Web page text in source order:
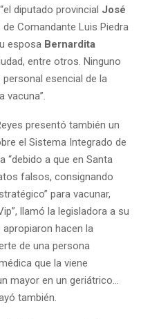
diputado provincial José
Comandante Luis Piedra
esposa Bernardita
entre otros. Ninguno
esencial de la
vacuna”.
presentó también un
el Sistema Integrado de
“debido a que en Santa
falsos, consignando
para vacunar,
llamó la legisladora a su
apropiaron hacen la
de una persona
que la viene
mayor en un geriátrico…
también.